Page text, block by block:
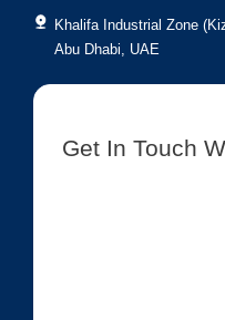
Khalifa Industrial Zone
Abu Dhabi, UAE
Get In Touch